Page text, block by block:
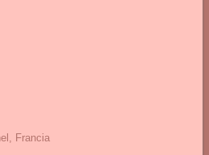
Francia